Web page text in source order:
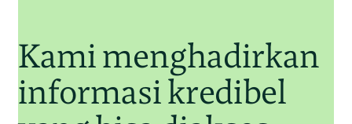
Kami menghadirkan
informasi kredibel